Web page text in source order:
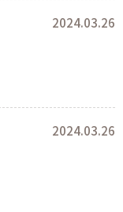
2024.03.26
2024.03.26